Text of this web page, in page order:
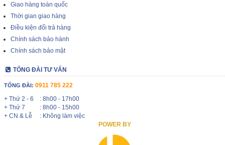
Giao hàng toàn quốc
Thời gian giao hàng
Điều kiện đổi trả hàng
Chính sách bảo hành
Chính sách bảo mật
TỔNG ĐÀI TƯ VẤN
TỔNG ĐÀI: 0911 785 222
+ Thứ 2 - 6
: 8h00 - 17h00
+ Thứ 7
: 8h00 - 15h00
+ CN & Lễ
: Không làm việc
POWER BY